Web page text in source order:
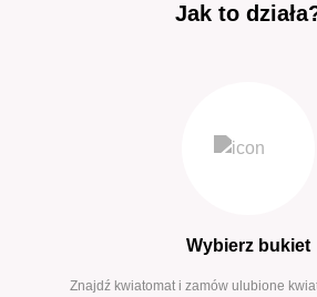
Jak to
Wybierz bukiet
Znajdź kwiatomat i zamów ulubione